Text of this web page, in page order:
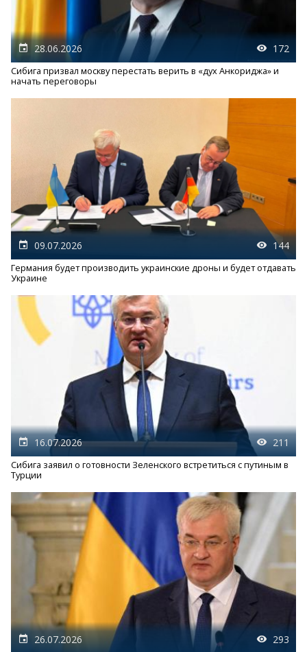
28.06.2026 172
Сибига призвал москву перестать верить в «дух Анкориджа» и
начать переговоры
09.07.2026 144
Германия будет производить украинские дроны и будет отдавать
Украине
16.07.2026 211
Сибига заявил о готовности Зеленского встретиться с путиным в
Турции
26.07.2026 293